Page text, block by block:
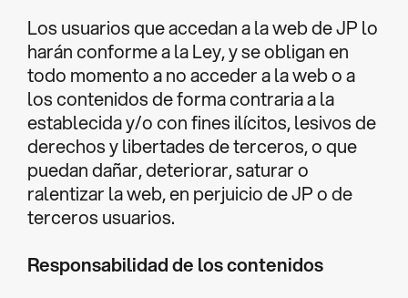
Los usuarios que accedan a la web de JP lo
harán conforme a la Ley, y se obligan en
todo momento a no acceder a la web o a
los contenidos de forma contraria a la
establecida y/o con fines ilícitos, lesivos de
derechos y libertades de terceros, o que
puedan dañar, deteriorar, saturar o
ralentizar la web, en perjuicio de JP o de
terceros usuarios.
Responsabilidad de los contenidos